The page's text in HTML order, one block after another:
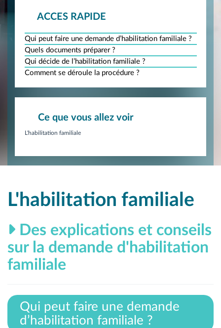
ACCES RAPIDE
Qui peut faire une demande d’habilitation familiale ?
Quels documents préparer ?
Qui décide de l’habilitation familiale ?
Comment se déroule la procédure ?
Ce que vous allez voir
L'habilitation familiale
L'habilitation familiale
Des explications et conseils
sur la demande d'habilitation
familiale
Qui peut faire une demande
d’habilitation familiale ?